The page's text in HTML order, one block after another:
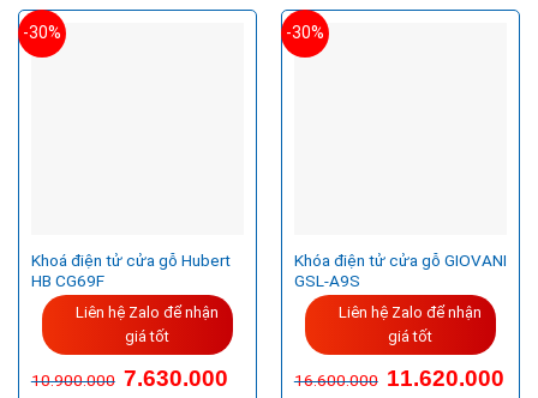
-30%
Khoá điện tử cửa gỗ Hubert
HB CG69F
Liên hệ Zalo để nhận
giá tốt
10.900.000 Giá
gốc
7.630.000Giá
hiện
-30%
Khóa điện tử cửa gỗ GIOVANI
GSL-A9S
Liên hệ Zalo để nhận
giá tốt
16.600.000 Giá
gốc
11.620.000Giá
hiện